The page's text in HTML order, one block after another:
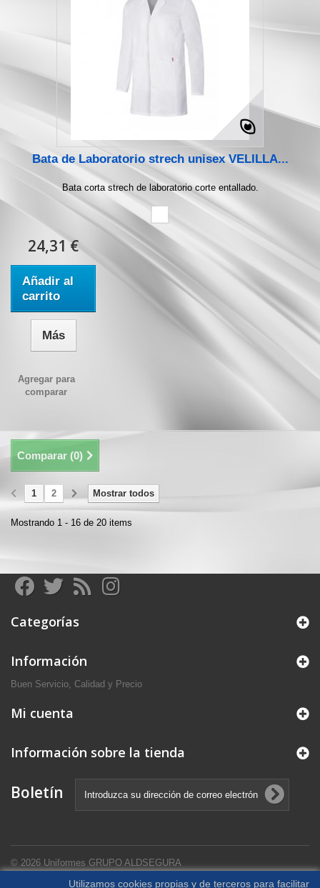
Bata de Laboratorio strech unisex VELILLA...
Bata corta strech de laboratorio corte entallado.
24,31 €
Añadir al
carrito
Más
Agregar para
comparar
Comparar (0)
Mostrar todos
1 2
Mostrando 1 - 16 de 20 items
Categorías
Información
Buen Servicio, Calidad y Precio
© 2026 Uniformes GRUPO ALDSEGURA
Mi cuenta
Información sobre la tienda
Boletín
Utilizamos cookies propias y de terceros para facilitar